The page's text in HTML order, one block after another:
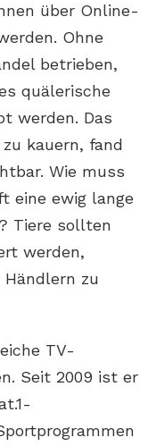
über Online-
Ohne
betrieben,
quälerische
werden. Das
kauern, fand
Wie muss
eine ewig lange
Tiere sollten
werden,
zu
TV-
Seit 2009 ist er